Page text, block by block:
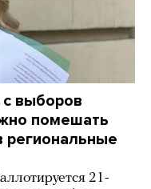
выборов
помешать
региональные
21-